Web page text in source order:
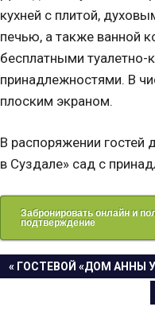
кухней с плитой,
печью, а также ванной
бесплатными туалетно-
принадлежностями. В
плоским экраном.
В распоряжении гостей
в Суздале» сад с
Забронировать онлайн и
подтверждение
Навигация
ПРЕДЫДУЩАЯ
ГОСТЕВОЙ «ДОМ АННЫ